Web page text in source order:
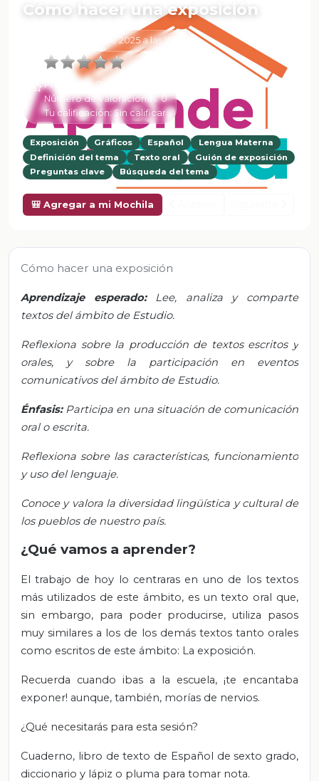
Cómo hacer una exposición
6 de Febrero de 2025 a las 15:54
Promedio:0
Número de valoraciones:0
Tu calificación:Sin calificar
Exposición Gráficos Español
Lengua Materna
Definición del tema
Texto oral
Guión de exposición
Preguntas clave
Búsqueda del tema
🎒 Agregar a mi Mochila
Cómo hacer una exposición
Aprendizaje esperado: Lee, analiza y comparte
textos del ámbito de Estudio.
Reflexiona sobre la producción de textos escritos y
orales, y sobre la participación en eventos
comunicativos del ámbito de Estudio.
Énfasis: Participa en una situación de comunicación
oral o escrita.
Reflexiona sobre las características, funcionamiento
y uso del lenguaje.
Conoce y valora la diversidad lingüística y cultural de
los pueblos de nuestro país.
¿Qué vamos a aprender?
El trabajo de hoy lo centraras en uno de los textos
más utilizados de este ámbito, es un texto oral que,
sin embargo, para poder producirse, utiliza pasos
muy similares a los de los demás textos tanto orales
como escritos de este ámbito: La exposición.
Recuerda cuando ibas a la escuela, ¡te encantaba
exponer! aunque, también, morías de nervios.
¿Qué necesitarás para esta sesión?
Cuaderno, libro de texto de Español de sexto grado,
diccionario y lápiz o pluma para tomar nota.